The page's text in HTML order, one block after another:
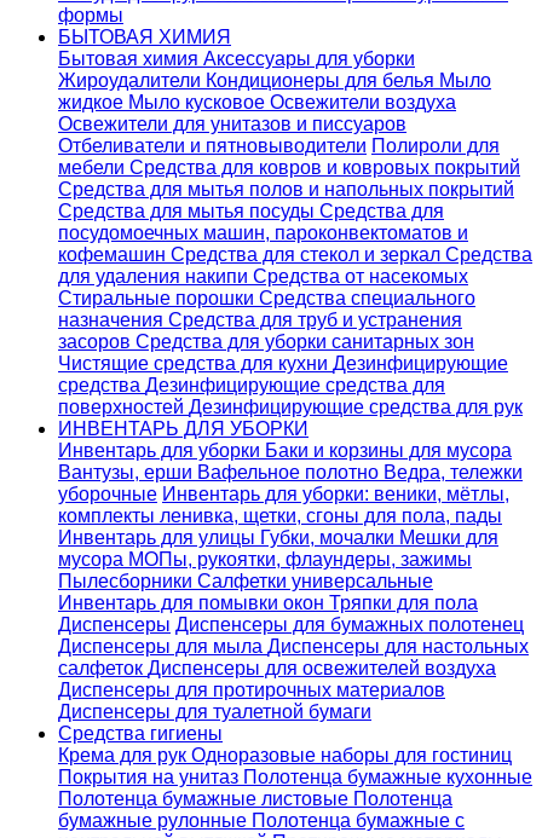
формы
БЫТОВАЯ ХИМИЯ
Бытовая химия Аксессуары для уборки
Жироудалители Кондиционеры для белья Мыло
жидкое Мыло кусковое Освежители воздуха
Освежители для унитазов и писсуаров
Отбеливатели и пятновыводители Полироли для
мебели Средства для ковров и ковровых покрытий
Средства для мытья полов и напольных покрытий
Средства для мытья посуды Средства для
посудомоечных машин, пароконвектоматов и
кофемашин Средства для стекол и зеркал Средства
для удаления накипи Средства от насекомых
Стиральные порошки Cредства специального
назначения Средства для труб и устранения
засоров Средства для уборки санитарных зон
Чистящие средства для кухни Дезинфицирующие
средства Дезинфицирующие средства для
поверхностей Дезинфицирующие средства для рук
ИНВЕНТАРЬ ДЛЯ УБОРКИ
Инвентарь для уборки Баки и корзины для мусора
Вантузы, ерши Вафельное полотно Ведра, тележки
уборочные Инвентарь для уборки: веники, мётлы,
комплекты ленивка, щетки, сгоны для пола, пады
Инвентарь для улицы Губки, мочалки Мешки для
мусора МОПы, рукоятки, флаундеры, зажимы
Пылесборники Салфетки универсальные
Инвентарь для помывки окон Тряпки для пола
Диспенсеры Диспенсеры для бумажных полотенец
Диспенсеры для мыла Диспенсеры для настольных
салфеток Диспенсеры для освежителей воздуха
Диспенсеры для протирочных материалов
Диспенсеры для туалетной бумаги
Средства гигиены
Крема для рук Одноразовые наборы для гостиниц
Покрытия на унитаз Полотенца бумажные кухонные
Полотенца бумажные листовые Полотенца
бумажные рулонные Полотенца бумажные с